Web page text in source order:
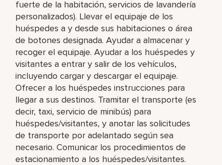
fuerte de la habitación, servicios de lavandería
personalizados). Llevar el equipaje de los
huéspedes a y desde sus habitaciones o área
de botones designada. Ayudar a almacenar y
recoger el equipaje. Ayudar a los huéspedes y
visitantes a entrar y salir de los vehículos,
incluyendo cargar y descargar el equipaje.
Ofrecer a los huéspedes instrucciones para
llegar a sus destinos. Tramitar el transporte (es
decir, taxi, servicio de minibús) para
huéspedes/visitantes, y anotar las solicitudes
de transporte por adelantado según sea
necesario. Comunicar los procedimientos de
estacionamiento a los huéspedes/visitantes.